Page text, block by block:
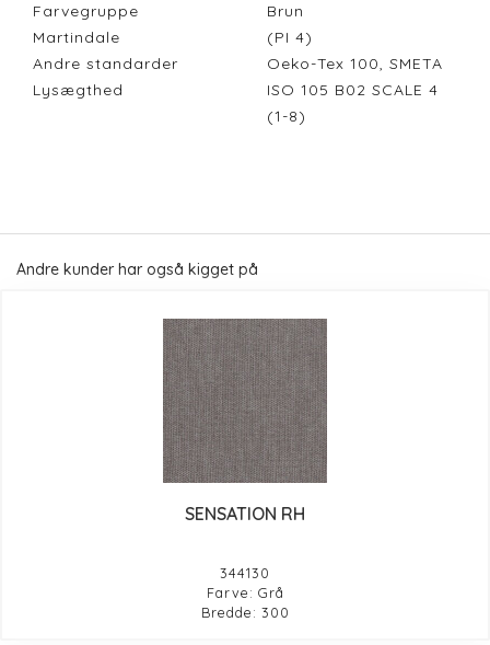
Farvegruppe
Brun
Martindale
(PI 4)
Andre standarder
Oeko-Tex 100, SMETA
Lysægthed
ISO 105 B02 SCALE 4
(1-8)
Andre kunder har også kigget på
SENSATION RH
344130
Farve: Grå
Bredde: 300